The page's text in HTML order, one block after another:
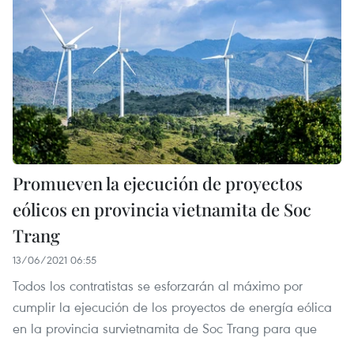
Promueven la ejecución de proyectos
eólicos en provincia vietnamita de Soc
Trang
13/06/2021 06:55
Todos los contratistas se esforzarán al máximo por
cumplir la ejecución de los proyectos de energía eólica
en la provincia survietnamita de Soc Trang para que